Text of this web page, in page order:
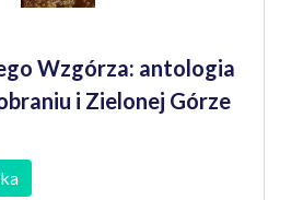
Wzgórza: antologia
i Zielonej Górze